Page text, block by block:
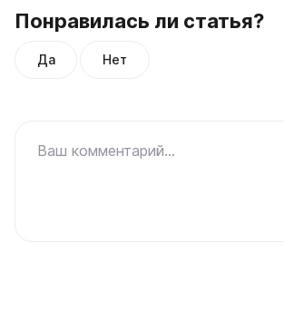
Понравилась ли статья?
Да Нет
Ваш комментарий...